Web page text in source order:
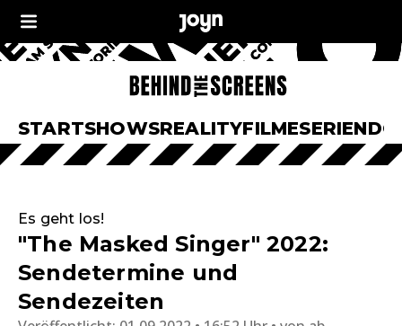
STARTSHOWSREALITYFILMESERIEN
Es geht los!
"The Masked Singer" 2022:
Sendetermine und
Sendezeiten